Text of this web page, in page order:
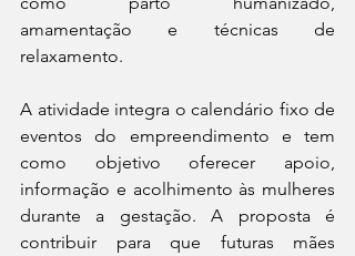
amamentação e técnicas de
relaxamento.
A atividade integra o calendário fixo de
eventos do empreendimento e tem
como objetivo oferecer apoio,
informação e acolhimento às mulheres
durante a gestação. A proposta é
contribuir para que futuras mães